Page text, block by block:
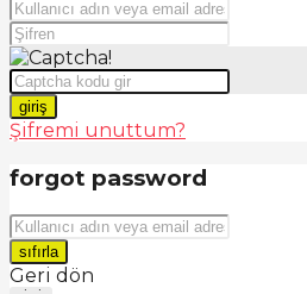
giriş
Şifremi unuttum?
forgot password
sıfırla
Geri dön